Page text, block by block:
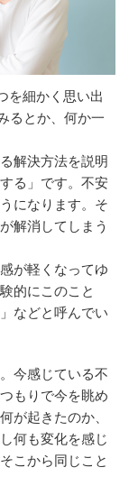
を細かく思い出
るとか、何か一
解決方法を説明
る」です。不安
になります。そ
解消してしまう
が軽くなってゆ
的にこのこと
などと呼んでい
今感じている不
もりで今を眺め
が起きたのか、
何も変化を感じ
こから同じこと